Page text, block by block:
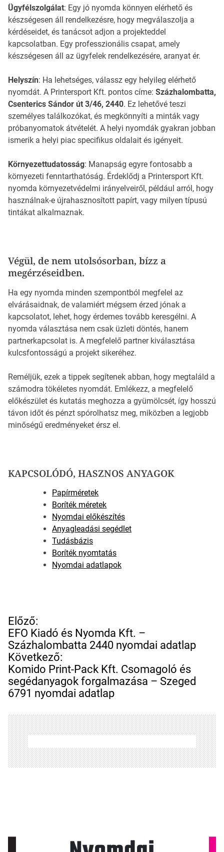
Ügyfélszolgálat: Egy jó nyomda könnyen elérhető és
készségesen áll rendelkezésre, hogy megválaszolja a
kérdéseidet, és tanácsot adjon a projekteddel
kapcsolatban. Egy professzionális csapat, amely
készségesen áll az ügyfelek rendelkezésére, aranyat ér.
Helyszín: Ha lehetséges, válassz egy helyileg elérhető
nyomdát. A Printersport Kft. pontos címe: Százhalombatta,
Csenterics Sándor út 3/46, 2440. Ez lehetővé teszi
személyes találkozókat, és megkönnyíti a minták vagy
próbanyomatok átvételét. A helyi nyomdák gyakran jobban
ismerik a helyi piac specifikus oldalait és igényeit.
Környezettudatosság: Manapság egyre fontosabb a
környezeti fenntarthatóság. Érdeklődj a Printersport Kft.
nyomda környezetvédelmi irányelveiről, például arról, hogy
használnak-e újrahasznosított papírt, vagy milyen típusú
tintákat alkalmaznak.
Végül, de nem utolsósorban, bízz a
megérzéseidben.
Ha egy nyomda minden szempontból megfelel az
elvárásaidnak, de valamiért mégsem érzed jónak a
kapcsolatot, lehet, hogy érdemes tovább keresgélni. A
nyomda választása nem csak üzleti döntés, hanem
partnerkapcsolat is. A megfelelő partner kiválasztása
kulcsfontosságú a projekt sikeréhez.
Reméljük, ezek a tippek segítenek abban, hogy megtaláld a
számodra tökéletes nyomdát. Emlékezz, a megfelelő
előkészület és kutatás meghozza a gyümölcsét, így hosszú
távon időt és pénzt spórolhatsz meg, miközben a legjobb
minőségű eredményeket érsz el.
KAPCSOLÓDÓ, HASZNOS ANYAGOK
Papírméretek
Boríték méretek
Nyomdai előkészítés
Anyagleadási segédlet
Tudásbázis
Boríték nyomtatás
Nyomdai adatlapok
B
e
j
e
g
y
z
é
s
n
a
v
i
Előző:
EFO Kiadó és Nyomda Kft. –
Százhalombatta 2440 nyomdai adatlap
Következő:
Komido Print-Pack Kft. Csomagoló és
segédanyagok forgalmazása – Szeged
6791 nyomdai adatlap